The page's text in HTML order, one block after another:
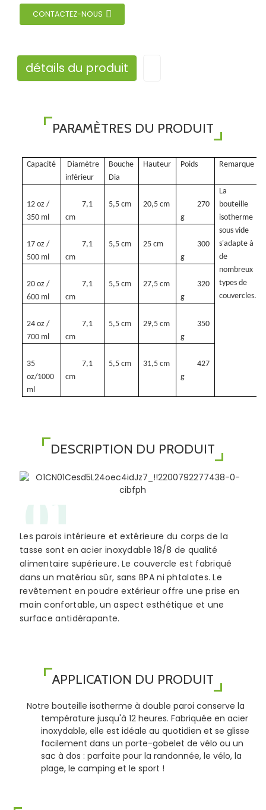
CONTACTEZ-NOUS
détails du produit
PARAMÈTRES DU PRODUIT
Capacité
Diamètre
inférieur
Bouche
Dia
Hauteur Poids Remarque
12 oz /
350 ml
7,1
cm
5,5 cm 20,5 cm
270
g
La
bouteille
isotherme
sous vide
s'adapte à
de
nombreux
types de
couvercles.
17 oz /
500 ml
7,1
cm
5,5 cm 25 cm
300
g
20 oz /
600 ml
7,1
cm
5,5 cm 27,5 cm
320
g
24 oz /
700 ml
7,1
cm
5,5 cm 29,5 cm
350
g
35
oz/1000
ml
7,1
cm
5,5 cm 31,5 cm
427
g
DESCRIPTION DU PRODUIT
01
Les parois intérieure et extérieure du corps de la
tasse sont en acier inoxydable 18/8 de qualité
alimentaire supérieure. Le couvercle est fabriqué
dans un matériau sûr, sans BPA ni phtalates. Le
revêtement en poudre extérieur offre une prise en
main confortable, un aspect esthétique et une
surface antidérapante.
APPLICATION DU PRODUIT
Notre bouteille isotherme à double paroi conserve la
température jusqu'à 12 heures. Fabriquée en acier
inoxydable, elle est idéale au quotidien et se glisse
facilement dans un porte-gobelet de vélo ou un
sac à dos : parfaite pour la randonnée, le vélo, la
plage, le camping et le sport !